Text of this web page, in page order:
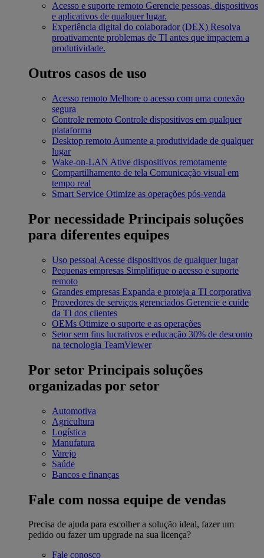
Acesso e suporte remoto Gerencie pessoas, dispositivos
e aplicativos de qualquer lugar.
Experiência digital do colaborador (DEX) Resolva
proativamente problemas de TI antes que impactem a
produtividade.
Outros casos de uso
Acesso remoto Melhore o acesso com uma conexão
segura
Controle remoto Controle dispositivos em qualquer
plataforma
Desktop remoto Aumente a produtividade de qualquer
lugar
Wake-on-LAN Ative dispositivos remotamente
Compartilhamento de tela Comunicação visual em
tempo real
Smart Service Otimize as operações pós-venda
Por necessidade Principais soluções
para diferentes equipes
Uso pessoal Acesse dispositivos de qualquer lugar
Pequenas empresas Simplifique o acesso e suporte
remoto
Grandes empresas Expanda e proteja a TI corporativa
Provedores de serviços gerenciados Gerencie e cuide
da TI dos clientes
OEMs Otimize o suporte e as operações
Setor sem fins lucrativos e educação 30% de desconto
na tecnologia TeamViewer
Por setor Principais soluções
organizadas por setor
Automotiva
Agricultura
Logística
Manufatura
Varejo
Saúde
Bancos e finanças
Fale com nossa equipe de vendas
Precisa de ajuda para escolher a solução ideal, fazer um
pedido ou fazer um upgrade na sua licença?
Fale conosco